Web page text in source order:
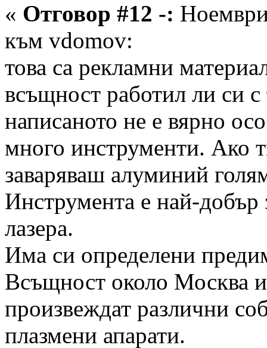
« Отговор #12 -:
към vdomov:
това са рекламни
всъщност работил ли си с
написаното не е вярно
много инструменти. Ако
заваряваш алуминий
Инструмента е най-добър
лазера.
Има си определени
Всъщност около Москва
произвеждат различни
плазмени апарати.